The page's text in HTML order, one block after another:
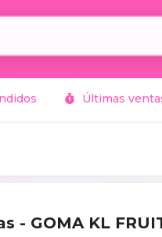
Últimas
- GOMA KL